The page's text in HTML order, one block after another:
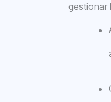
gestionar